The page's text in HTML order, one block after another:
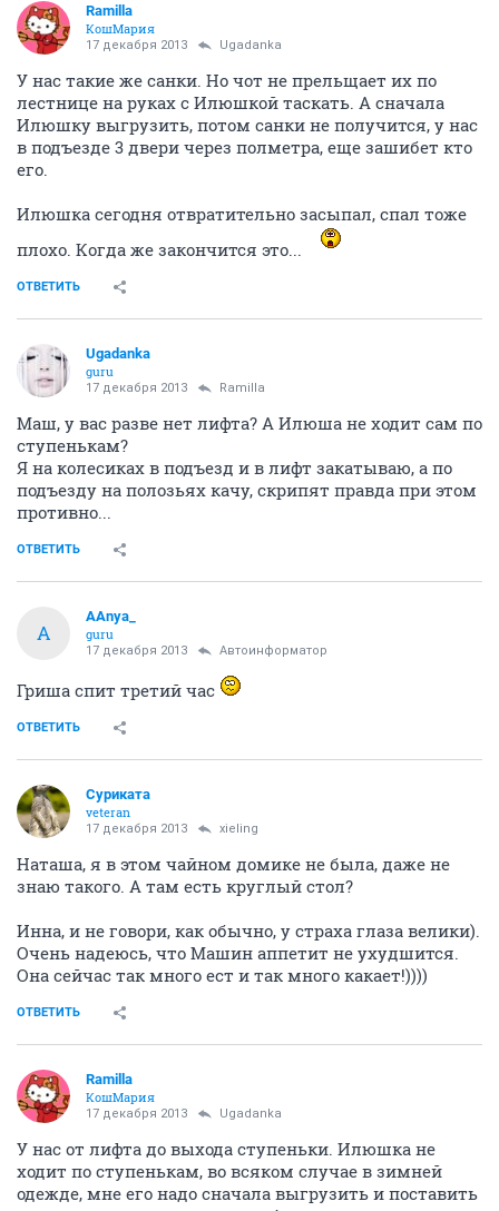
Ramilla
КошМария
17 декабря 2013 Ugadanka
У нас такие же санки. Но чот не прельщает их по
лестнице на руках с Илюшкой таскать. А сначала
Илюшку выгрузить, потом санки не получится, у нас
в подъезде 3 двери через полметра, еще зашибет кто
его.
Илюшка сегодня отвратительно засыпал, спал тоже
плохо. Когда же закончится это...
ОТВЕТИТЬ
Ugadanka
guru
17 декабря 2013 Ramilla
Маш, у вас разве нет лифта? А Илюша не ходит сам по
ступенькам?
Я на колесиках в подъезд и в лифт закатываю, а по
подъезду на полозьях качу, скрипят правда при этом
противно...
ОТВЕТИТЬ
A
AAnya_
guru
17 декабря 2013 Автоинформатор
Гриша спит третий час
ОТВЕТИТЬ
Суриката
veteran
17 декабря 2013 xieling
Наташа, я в этом чайном домике не была, даже не
знаю такого. А там есть круглый стол?
Инна, и не говори, как обычно, у страха глаза велики).
Очень надеюсь, что Машин аппетит не ухудшится.
Она сейчас так много ест и так много какает!))))
ОТВЕТИТЬ
Ramilla
КошМария
17 декабря 2013 Ugadanka
У нас от лифта до выхода ступеньки. Илюшка не
ходит по ступенькам, во всяком случае в зимней
одежде, мне его надо сначала выгрузить и поставить